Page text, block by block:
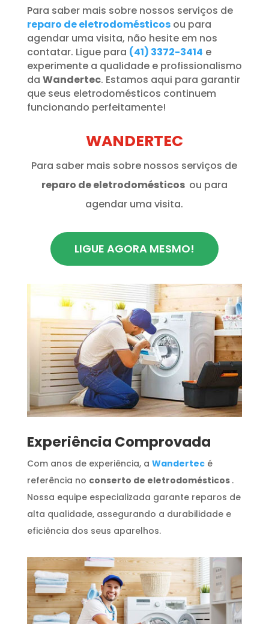
Para saber mais sobre nossos serviços de
reparo de eletrodomésticos ou para
agendar uma visita, não hesite em nos
contatar. Ligue para (41) 3372-3414 e
experimente a qualidade e profissionalismo
da Wandertec. Estamos aqui para garantir
que seus eletrodomésticos continuem
funcionando perfeitamente!
WANDERTEC
Para saber mais sobre nossos serviços de
reparo de eletrodomésticos ou para
agendar uma visita.
LIGUE AGORA MESMO!
​Experiência Comprovada
Com anos de experiência, a Wandertecé
referência no conserto de eletrodomésticos .
Nossa equipe especializada garante reparos de
alta qualidade, assegurando a durabilidade e
eficiência dos seus aparelhos.